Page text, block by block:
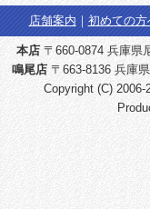
店舗案内 ｜ 初めての方
本店〒660-0874 兵庫県
鳴尾店 〒663-8136 兵庫
Copyright (C) 2006-